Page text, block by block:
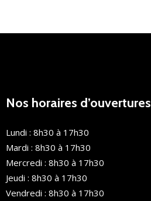
Nos horaires d’ouvertures
Lundi : 8h30 à 17h30
Mardi : 8h30 à 17h30
Mercredi : 8h30 à 17h30
Jeudi : 8h30 à 17h30
Vendredi : 8h30 à 17h30